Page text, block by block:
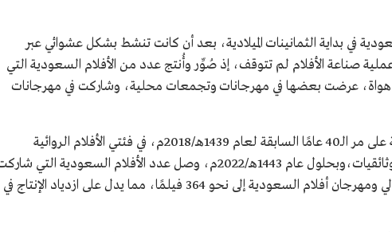
في بداية الثمانينات الميلادية، بعد أن كانت تنشط بشكل عشوائي عبر
عملية صناعة الأفلام لم تتوقف، إذ صُوِّر وأُنتج عدد من الأفلام السعودية التي
عرضت بعضها في مهرجانات وتجمعات محلية، وشاركت في مهرجانات
وانحصر مجمل تجارب الأفلام السعودية على مر الـ40 عامًا السابقة لعام 1439هـ/2018م، في فئتي الأفلام الروائية
والقصيرة، وفروع الدراما والكوميديا والوثائقيات،وبحلول عام 1443هـ/2022م، وصل عدد الأفلام السعودية التي
في مهرجاني البحر الأحمر السينمائي الدولي ومهرجان أفلام السعودية إلى نحو 364 فيلمًا، مما يدل على ازدياد الإنتاج في